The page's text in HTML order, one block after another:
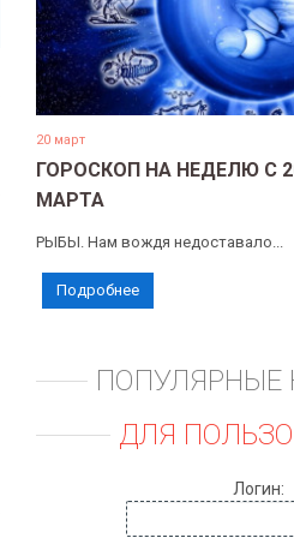
20 март
ГОРОСКОП НА НЕДЕЛЮ С
МАРТА
РЫБЫ. Нам вождя недоставало...
Подробнее
ПОПУЛЯРНЫЕ
ДЛЯ
Логин: